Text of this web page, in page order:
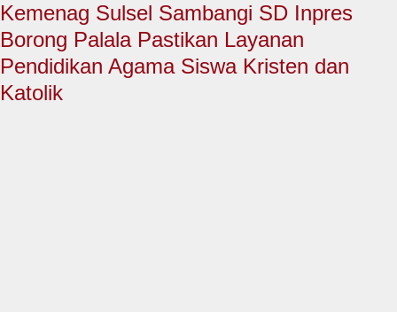
Kemenag Sulsel Sambangi SD Inpres
Borong Palala Pastikan Layanan
Pendidikan Agama Siswa Kristen dan
Katolik